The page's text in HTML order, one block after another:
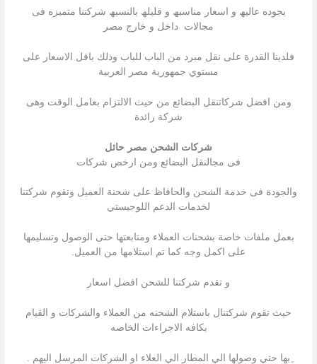
بجوده عالیھ و اسعار مناسبھ و قلیلھ بالنسبھ شركتنا متمیزه فى
مجالات داخل و خارج مصر
فلدينا القدرة على نقل مبرد من الباب للباب وذلك باقل الاسعار على
مستوي جمهورية مصر العربية
ومن افضل شركاتنقل البضائع من حيث الالتزام بعامل الوقت وهى
شركة رائدة
شركات الشحن مصر حائل
فى مجالنقل البضائع ومن ارخص شركات
والجودة فى خدمة الشحن والحافاظ على شحنة العميل وتقوم شركتنا
لخدمات الدعم اللوجيستي
بعمل ملفات خاصة بشحنات العملاء ومتابعتها حتى الوصول وتسليمها
على اكمل وجه كما تم استلامها من العميل.
و تقدم شركتنا للشحن افضل اسعار
حيث تقوم شركتنال باستلام الشحنه من العملاء والشركات و القيام
بكافه الاجراءات الخاصه
ِبها حتي وصولها الي المطار الي العلاء او الشركات المرسل اليهم .